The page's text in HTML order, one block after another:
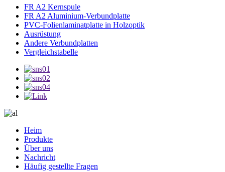
FR A2 Kernspule
FR A2 Aluminium-Verbundplatte
PVC-Folienlaminatplatte in Holzoptik
Ausrüstung
Andere Verbundplatten
Vergleichstabelle
Heim
Produkte
Über uns
Nachricht
Häufig gestellte Fragen